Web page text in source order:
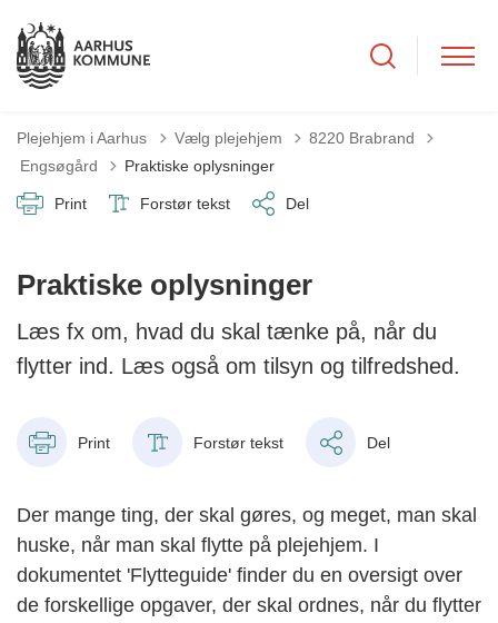
Plejehjem i Aarhus Vælg plejehjem
8220 Brabrand
Tilbage til
Engsøgård Praktiske oplysninger
Print Forstør tekst Del
Praktiske oplysninger
Læs fx om, hvad du skal tænke på, når du
flytter ind. Læs også om tilsyn og tilfredshed.
Print Forstør tekst Del
Der mange ting, der skal gøres, og meget, man skal
huske, når man skal flytte på plejehjem. I
dokumentet 'Flytteguide' finder du en oversigt over
de forskellige opgaver, der skal ordnes, når du flytter